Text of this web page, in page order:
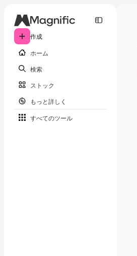
作成
ホーム
検索
ストック
もっと詳しく
すべてのツール